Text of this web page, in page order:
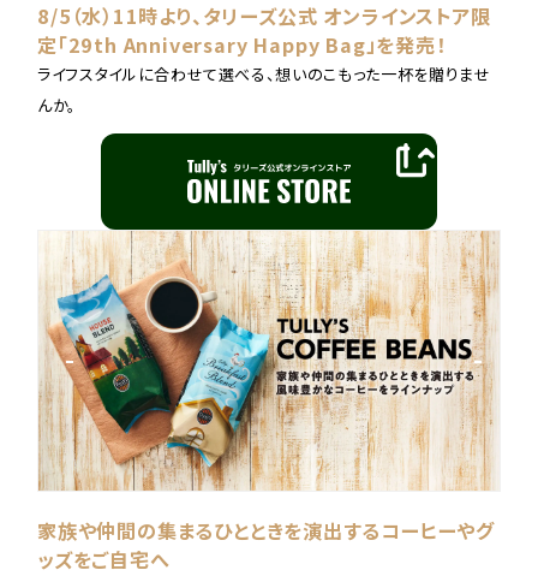
8/5（水）11時より、タリーズ公式 オンラインストア限
定「29th Anniversary Happy Bag」を発売！
ライフスタイルに合わせて選べる、想いのこもった一杯を贈りませ
んか。
家族や仲間の集まるひとときを演出するコーヒーやグ
ッズをご自宅へ